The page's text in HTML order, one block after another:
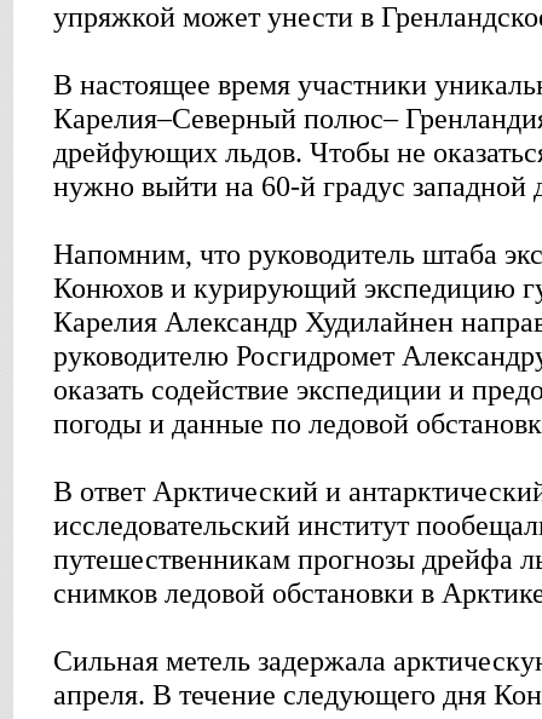
упряжкой может унести в
В настоящее время участники
Карелия–Северный полюс–
дрейфующих льдов. Чтобы не
нужно выйти на 60-й градус западной
Напомним, что руководитель штаба
Конюхов и курирующий экспедицию
Карелия Александр Худилайнен
руководителю Росгидромет
оказать содействие экспедиции и
погоды и данные по ледовой
В ответ Арктический и
исследовательский институт
путешественникам прогнозы дрейфа
снимков ледовой обстановки в
Сильная метель задержала
апреля. В течение следующего дня